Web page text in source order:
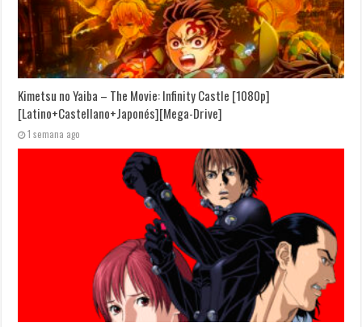
Kimetsu no Yaiba – The Movie: Infinity Castle [1080p]
[Latino+Castellano+Japonés][Mega-Drive]
1 semana ago